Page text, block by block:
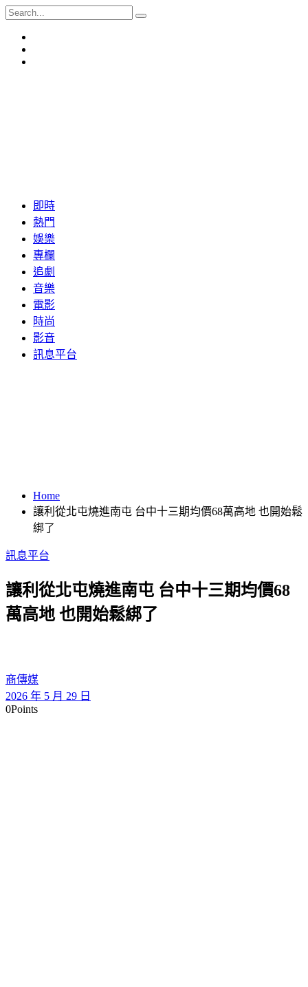
即時
熱門
娛樂
專欄
追劇
音樂
電影
時尚
影音
訊息平台
Home
讓利從北屯燒進南屯 台中十三期均價68萬高地 也開始鬆
綁了
訊息平台
讓利從北屯燒進南屯 台中十三期均價68
萬高地 也開始鬆綁了
商傳媒
2026 年 5 月 29 日
0Points